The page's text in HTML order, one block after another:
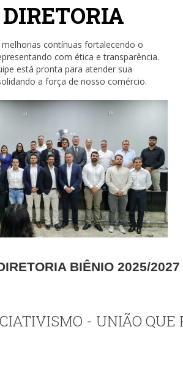
DIRETORIA
melhorias contínuas fortalecendo o
com ética e transparência.
está pronta para atender sua
a força de nosso comércio.
BIÊNIO 2025/2027
- UNIÃO QUE